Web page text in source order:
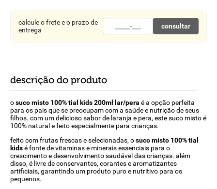
calcule o frete e o prazo de
entrega
consultar
descrição do produto
osuco misto 100% tial kids 200ml lar/pera é a opção perfeita
para os pais que se preocupam com a saúde e nutrição de seus
filhos. com um delicioso sabor de laranja e pera, este suco misto é
100% natural e feito especialmente para crianças.
feito com frutas frescas e selecionadas, osuco misto 100% tial
kidsé fonte de vitaminas e minerais essenciais para o
crescimento e desenvolvimento saudável das crianças. além
disso, é livre de conservantes, corantes e aromatizantes
artificiais, garantindo um produto puro e nutritivo para os
pequenos.